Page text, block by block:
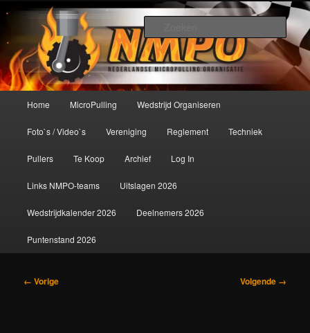
primaire
inhoudNederlandse MicroPulling
Organisatie
De meest krachtige modelbouwsport ter wereld!
Home MicroPulling Wedstrijd Organiseren
Foto`s / Video`s Vereniging Reglement Techniek
Pullers Te Koop Archief Log In
Links NMPO-teams Uitslagen 2026
Wedstrijdkalender 2026 Deelnemers 2026
Puntenstand 2026
Afbeeldingsnavigatie
← Vorige Volgende →